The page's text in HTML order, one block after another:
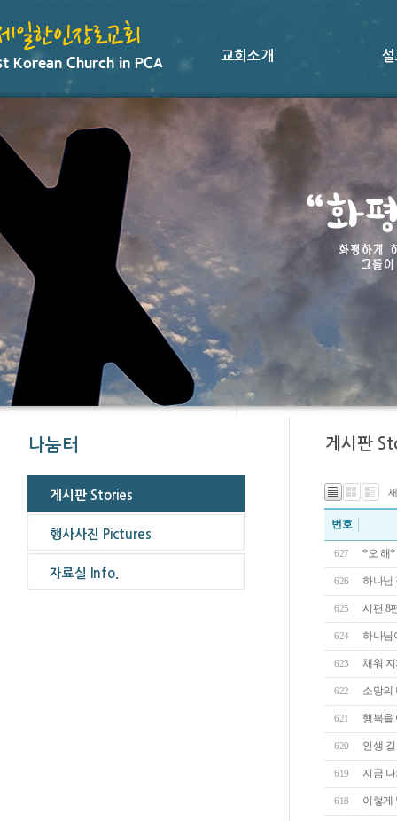
번호
627 *오 해*
626 하나님
625 시편 8
624 하나님
623 채워
622 소망의
621 행복을
620 인생
619 지금
618 이렇게